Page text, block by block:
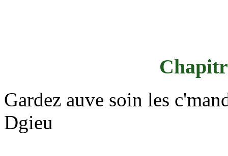
Gardez auve soin les
Dgieu